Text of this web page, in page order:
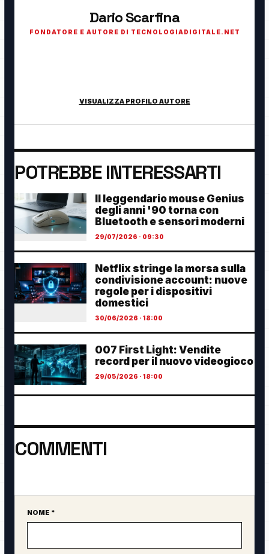
Dario Scarfina
FONDATORE E AUTORE DI TECNOLOGIADIGITALE.NET
VISUALIZZA PROFILO AUTORE
POTREBBE INTERESSARTI
Il leggendario mouse Genius
degli anni '90 torna con
Bluetooth e sensori moderni
29/07/2026 · 09:30
Netflix stringe la morsa sulla
condivisione account: nuove
regole per i dispositivi
domestici
30/06/2026 · 18:00
007 First Light: Vendite
record per il nuovo videogioco
29/05/2026 · 18:00
COMMENTI
Sito web
NOME *